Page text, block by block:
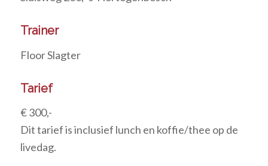
Trainer
Floor Slagter
Tarief
€ 300,-
Dit tarief is inclusief lunch en koffie/thee op de
livedag.